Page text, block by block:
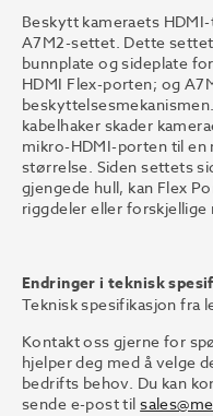
Beskytt kameraets
A7M2-settet. Dette
bunnplate og sideplate
HDMI Flex-porten; og
kabelhaker skader
mikro-HDMI-porten til
størrelse. Siden settets
gjengede hull, kan Flex
riggdeler eller
Endringer i teknisk
Teknisk spesifikasjon fra
Kontakt oss gjerne for
hjelper deg med å velge
bedrifts behov. Du kan
sende e-post til